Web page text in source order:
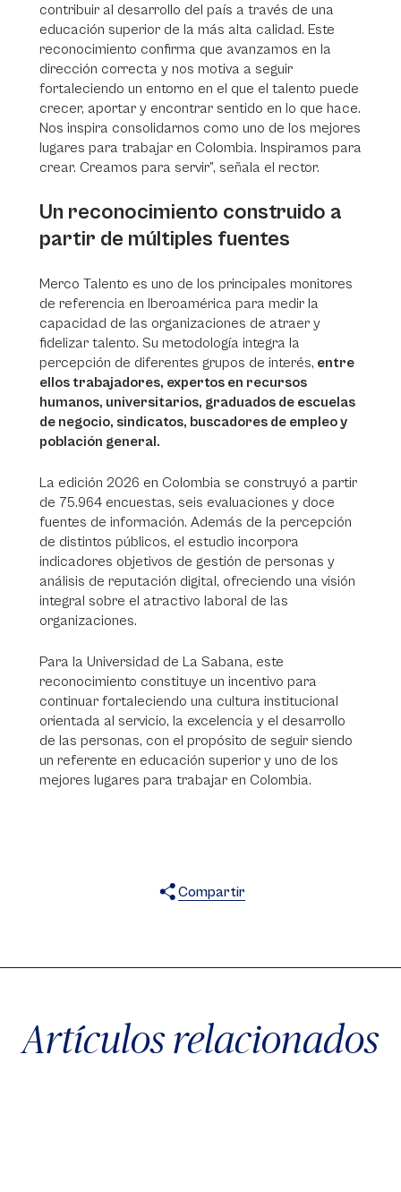
contribuir al desarrollo del país a través de una
educación superior de la más alta calidad. Este
reconocimiento confirma que avanzamos en la
dirección correcta y nos motiva a seguir
fortaleciendo un entorno en el que el talento puede
crecer, aportar y encontrar sentido en lo que hace.
Nos inspira consolidarnos como uno de los mejores
lugares para trabajar en Colombia. Inspiramos para
crear. Creamos para servir”, señala el rector.
Un reconocimiento construido a
partir de múltiples fuentes
Merco Talento es uno de los principales monitores
de referencia en Iberoamérica para medir la
capacidad de las organizaciones de atraer y
fidelizar talento. Su metodología integra la
percepción de diferentes grupos de interés, entre
ellos trabajadores, expertos en recursos
humanos, universitarios, graduados de escuelas
de negocio, sindicatos, buscadores de empleo y
población general.
La edición 2026 en Colombia se construyó a partir
de 75.964 encuestas, seis evaluaciones y doce
fuentes de información. Además de la percepción
de distintos públicos, el estudio incorpora
indicadores objetivos de gestión de personas y
análisis de reputación digital, ofreciendo una visión
integral sobre el atractivo laboral de las
organizaciones.
Para la Universidad de La Sabana, este
reconocimiento constituye un incentivo para
continuar fortaleciendo una cultura institucional
orientada al servicio, la excelencia y el desarrollo
de las personas, con el propósito de seguir siendo
un referente en educación superior y uno de los
mejores lugares para trabajar en Colombia.
Compartir
Artículos relacionados